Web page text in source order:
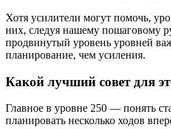
Хотя усилители могут помочь,
них, следуя нашему пошаговому
продвинутый уровень уровней
планирование, чем усиления.
Какой лучший совет для
Главное в уровне 250 — понять
планировать несколько ходов